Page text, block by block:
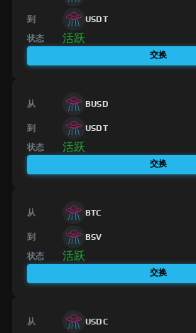
到 USDT
状态 活跃
交换
从 BUSD
到 USDT
状态 活跃
交换
从 BTC
到 BSV
状态 活跃
交换
从 USDC